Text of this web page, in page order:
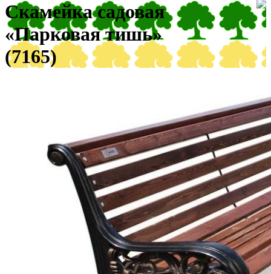
Скамейка садовая
«Парковая тишь»
(7165)